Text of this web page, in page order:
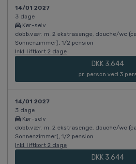
14/01 2027
3 dage
Kør-selv
dobb.vær. m. 2 ekstrasenge, douche/wc
Sonnenzimmer), 1/2 pension
Inkl. liftkort 2 dage
DKK 3.644
pr. person ved 3
14/01 2027
3 dage
Kør-selv
dobb.vær. m. 2 ekstrasenge, douche/wc
Sonnenzimmer), 1/2 pension
Inkl. liftkort 2 dage
DKK 3.644